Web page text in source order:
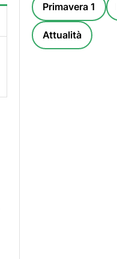
Primavera 1
Attualità